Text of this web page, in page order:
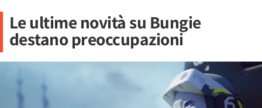
Le ultime novità su Bungie
destano preoccupazioni